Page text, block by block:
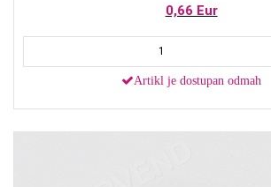
0,66 Eur
Artikl je dostupan odmah